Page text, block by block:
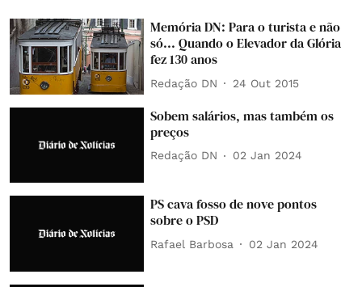
Memória DN: Para o turista e não
só... Quando o Elevador da Glória
fez 130 anos
Redação DN 24 Out 2015
Sobem salários, mas também os
preços
Redação DN 02 Jan 2024
PS cava fosso de nove pontos
sobre o PSD
Rafael Barbosa 02 Jan 2024